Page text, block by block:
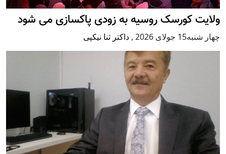
ولایت کورسک روسیه به زودی پاکسازی می شود
چهار شنبه15 جولای 2026 , داکتر ثنا نیکپی